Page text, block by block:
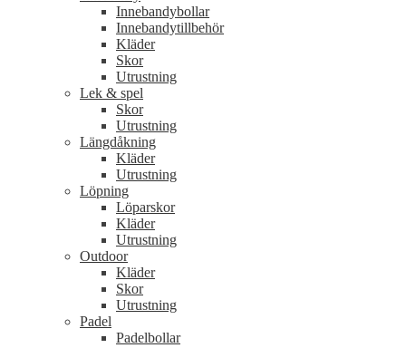
Innebandybollar
Innebandytillbehör
Kläder
Skor
Utrustning
Lek & spel
Skor
Utrustning
Längdåkning
Kläder
Utrustning
Löpning
Löparskor
Kläder
Utrustning
Outdoor
Kläder
Skor
Utrustning
Padel
Padelbollar